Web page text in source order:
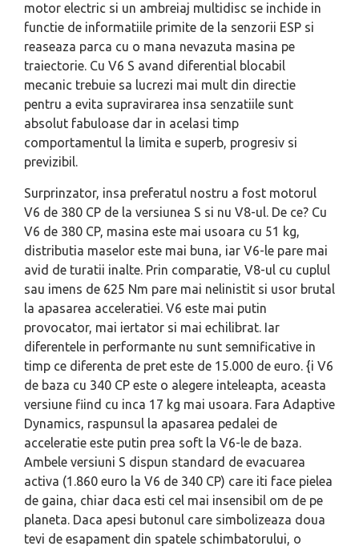
motor electric si un ambreiaj multidisc se inchide in
functie de informatiile primite de la senzorii ESP si
reaseaza parca cu o mana nevazuta masina pe
traiectorie. Cu V6 S avand diferential blocabil
mecanic trebuie sa lucrezi mai mult din directie
pentru a evita supravirarea insa senzatiile sunt
absolut fabuloase dar in acelasi timp
comportamentul la limita e superb, progresiv si
previzibil.
Surprinzator, insa preferatul nostru a fost motorul
V6 de 380 CP de la versiunea S si nu V8-ul. De ce? Cu
V6 de 380 CP, masina este mai usoara cu 51 kg,
distributia maselor este mai buna, iar V6-le pare mai
avid de turatii inalte. Prin comparatie, V8-ul cu cuplul
sau imens de 625 Nm pare mai nelinistit si usor brutal
la apasarea acceleratiei. V6 este mai putin
provocator, mai iertator si mai echilibrat. Iar
diferentele in performante nu sunt semnificative in
timp ce diferenta de pret este de 15.000 de euro. {i V6
de baza cu 340 CP este o alegere inteleapta, aceasta
versiune fiind cu inca 17 kg mai usoara. Fara Adaptive
Dynamics, raspunsul la apasarea pedalei de
acceleratie este putin prea soft la V6-le de baza.
Ambele versiuni S dispun standard de evacuarea
activa (1.860 euro la V6 de 340 CP) care iti face pielea
de gaina, chiar daca esti cel mai insensibil om de pe
planeta. Daca apesi butonul care simbolizeaza doua
tevi de esapament din spatele schimbatorului, o